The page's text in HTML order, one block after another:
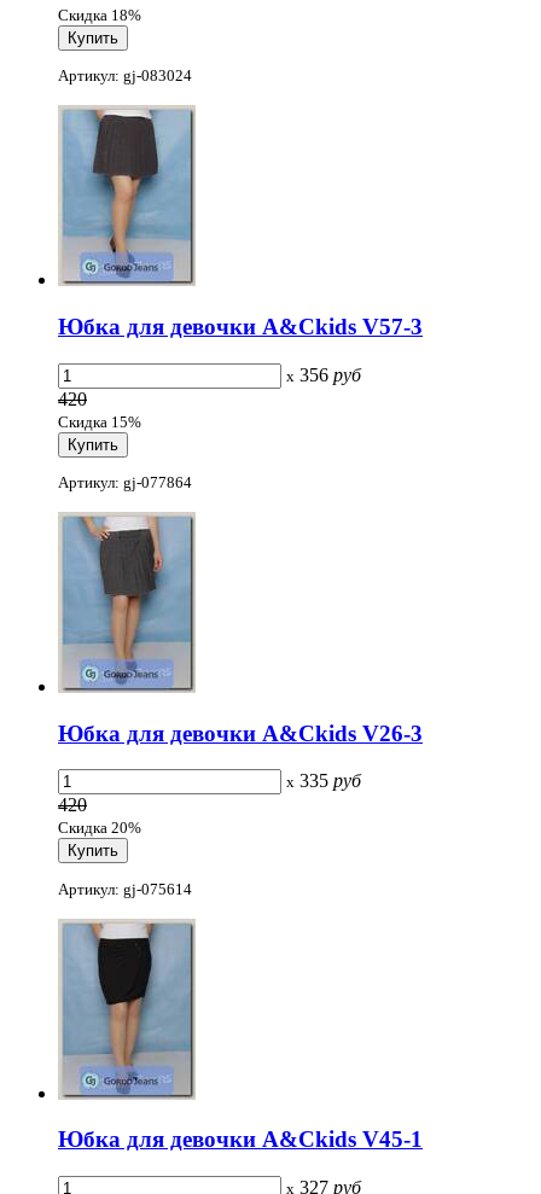
Скидка 18%
Артикул: gj-083024
Юбка для девочки A&Ckids V57-3
x 356 руб
420
Скидка 15%
Артикул: gj-077864
Юбка для девочки A&Ckids V26-3
x 335 руб
420
Скидка 20%
Артикул: gj-075614
Юбка для девочки A&Ckids V45-1
x 327 руб